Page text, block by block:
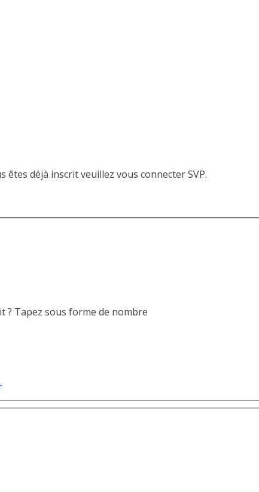
êtes déjà inscrit veuillez vous connecter SVP.
? Tapez sous forme de nombre